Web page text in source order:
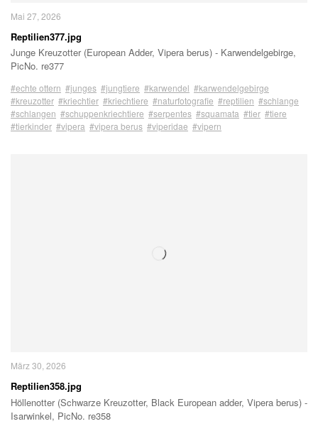
Mai 27, 2026
Reptilien377.jpg
Junge Kreuzotter (European Adder, Vipera berus) - Karwendelgebirge,
PicNo. re377
#echte ottern #junges #jungtiere #karwendel #karwendelgebirge
#kreuzotter #kriechtier #kriechtiere #naturfotografie #reptilien #schlange
#schlangen #schuppenkriechtiere #serpentes #squamata #tier #tiere
#tierkinder #vipera #vipera berus #viperidae #vipern
März 30, 2026
Reptilien358.jpg
Höllenotter (Schwarze Kreuzotter, Black European adder, Vipera berus) -
Isarwinkel, PicNo. re358